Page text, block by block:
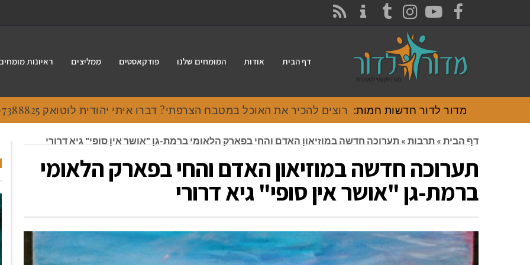
FACEBOOK
YOUTUBE
INSTAGRAM
TUMBLR
דף הבית אודות המומחים שלנו פודקאסטים ממליצים ראיונות
מדור לדור חדשות חמות: רוצים להכיר את האוכל במטבח הצרפתי? דברו איתי יהודית לוטואק 054-7388825.
דף הבית » תרבות » תערוכה חדשה במוזיאון האדם והחי בפארק הלאומי ברמת-גן "אושר אין סופי" גיא דרורי
תערוכה חדשה במוזיאון האדם והחי בפארק הלאומי
ברמת-גן "אושר אין סופי" גיא דרורי